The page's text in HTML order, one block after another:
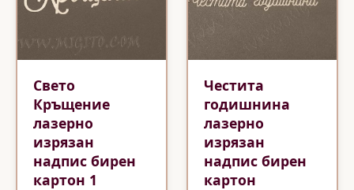
Свето
Кръщение
лазерно
изрязан
надпис бирен
картон 1
Честита
годишнина
лазерно
изрязан
надпис бирен
картон